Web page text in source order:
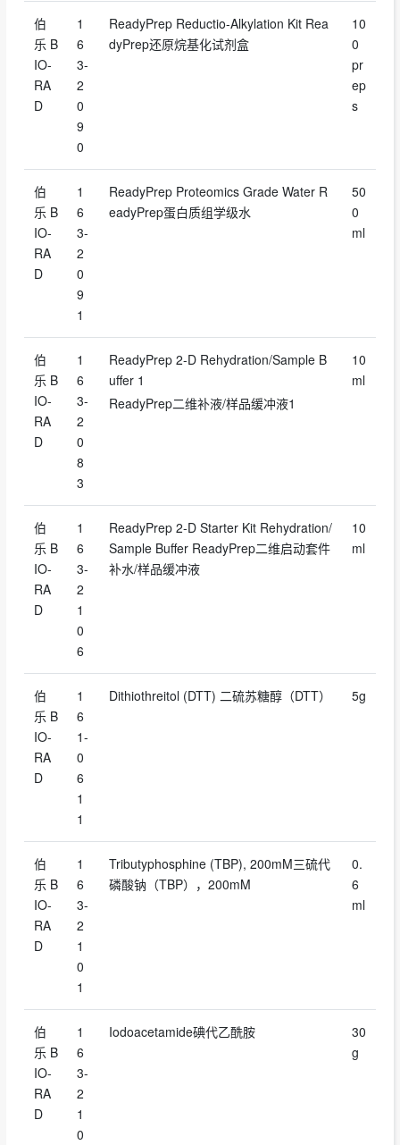
伯
乐 B
IO-
RA
D
1
6
3-
2
0
9
0
ReadyPrep Reductio-Alkylation Kit Rea
dyPrep还原烷基化试剂盒
10
0
pr
ep
s
伯
乐 B
IO-
RA
D
1
6
3-
2
0
9
1
ReadyPrep Proteomics Grade Water R
eadyPrep蛋白质组学级水
50
0
ml
伯
乐 B
IO-
RA
D
1
6
3-
2
0
8
3
ReadyPrep 2-D Rehydration/Sample B
uffer 1
ReadyPrep二维补液/样品缓冲液1
10
ml
伯
乐 B
IO-
RA
D
1
6
3-
2
1
0
6
ReadyPrep 2-D Starter Kit Rehydration/
Sample Buffer ReadyPrep二维启动套件
补水/样品缓冲液
10
ml
伯
乐 B
IO-
RA
D
1
6
1-
0
6
1
1
Dithiothreitol (DTT) 二硫苏糖醇（DTT） 5g
伯
乐 B
IO-
RA
D
1
6
3-
2
1
0
1
Tributyphosphine (TBP), 200mM三硫代
磷酸钠（TBP），200mM
0.
6
ml
伯
乐 B
IO-
RA
D
1
6
3-
2
1
0
Iodoacetamide碘代乙酰胺
30
g